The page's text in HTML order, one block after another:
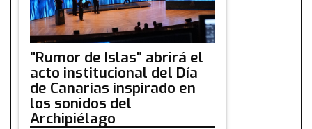
"Rumor de Islas" abrirá el
acto institucional del Día
de Canarias inspirado en
los sonidos del
Archipiélago